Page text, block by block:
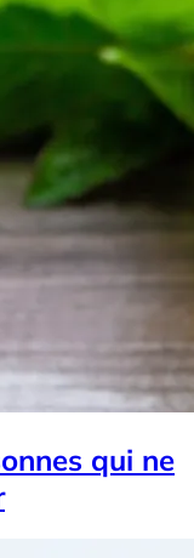
qui ne